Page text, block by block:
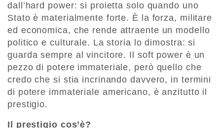
dall’hard power: si proietta solo quando uno
Stato è materialmente forte. È la forza, militare
ed economica, che rende attraente un modello
politico e culturale. La storia lo dimostra: si
guarda sempre al vincitore. Il soft power è un
pezzo di potere immateriale, però quello che
credo che si stia incrinando davvero, in termini
di potere immateriale americano, è anzitutto il
prestigio.
Il prestigio cos’è?